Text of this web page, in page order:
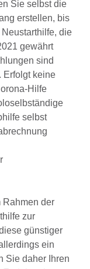
Sie selbst die
erstellen, bis
die
gewährt
sind
Erfolgt keine
Hilfe
selbst
Rahmen der
zur
günstiger
ein
Sie daher Ihren